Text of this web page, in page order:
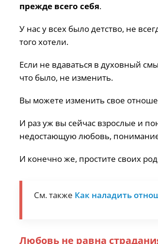
прежде всего себя.
У нас у всех было детство, не
того хотели.
Если не вдаваться в духовный
что было, не изменить.
Вы можете изменить свое
И раз уж вы сейчас взрослые и
недостающую любовь, понимание
И конечно же, простите своих
См. также Как наладить
Любовь не равна